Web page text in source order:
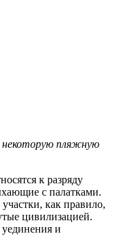
пляжную
к разряду
с палатками.
как правило,
цивилизацией.
и